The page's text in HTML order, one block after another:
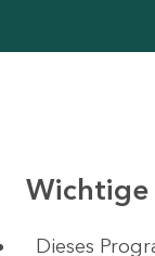
Wichtige
Dieses